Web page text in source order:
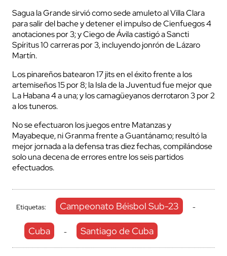
Sagua la Grande sirvió como sede amuleto al Villa Clara
para salir del bache y detener el impulso de Cienfuegos 4
anotaciones por 3; y Ciego de Ávila castigó a Sancti
Spíritus 10 carreras por 3, incluyendo jonrón de Lázaro
Martín.
Los pinareños batearon 17 jits en el éxito frente a los
artemiseños 15 por 8; la Isla de la Juventud fue mejor que
La Habana 4 a una; y los camagüeyanos derrotaron 3 por 2
a los tuneros.
No se efectuaron los juegos entre Matanzas y
Mayabeque, ni Granma frente a Guantánamo; resultó la
mejor jornada a la defensa tras diez fechas, compilándose
solo una decena de errores entre los seis partidos
efectuados.
Etiquetas: Campeonato Béisbol Sub-23 -
Cuba - Santiago de Cuba